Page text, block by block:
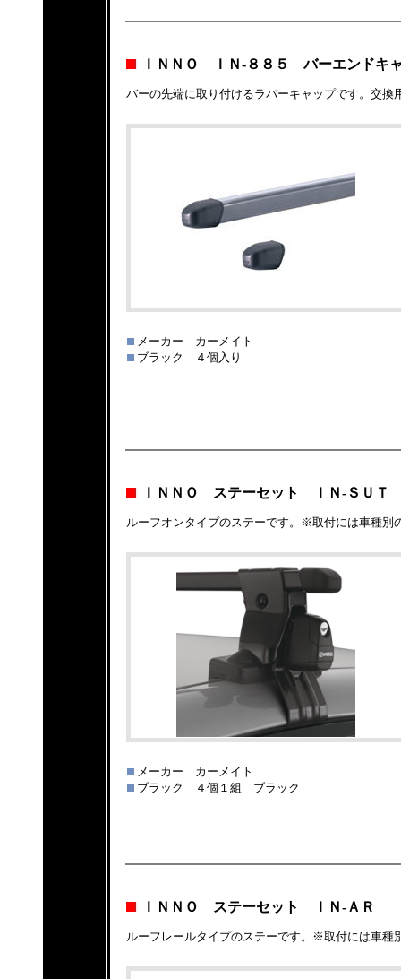
ＩＮＮＯ ＩＮ-８８５ バーエンドキ
バーの先端に取り付けるラバーキャップです。交換
メーカー カーメイト
ブラック ４個入り
ＩＮＮＯ ステーセット ＩＮ-ＳＵＴ
ルーフオンタイプのステーです。※取付には車種別
メーカー カーメイト
ブラック ４個１組 ブラック
ＩＮＮＯ ステーセット ＩＮ-ＡＲ
ルーフレールタイプのステーです。※取付には車種